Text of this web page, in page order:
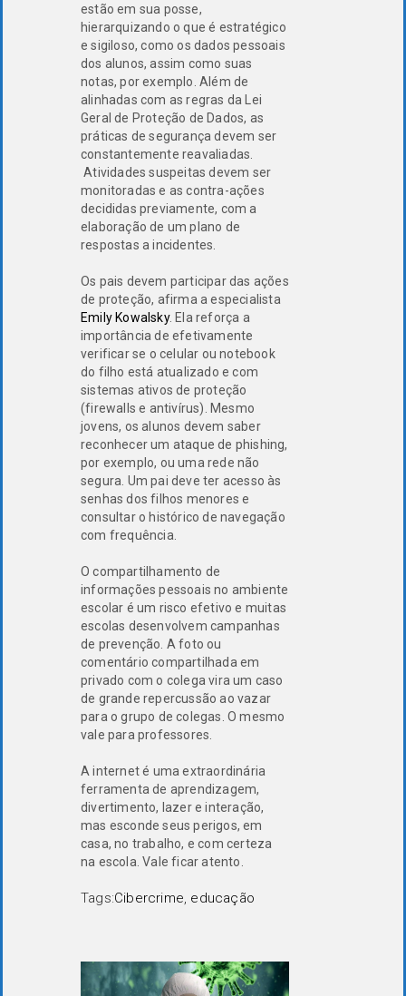
estão em sua posse,
hierarquizando o que é estratégico
e sigiloso, como os dados pessoais
dos alunos, assim como suas
notas, por exemplo. Além de
alinhadas com as regras da Lei
Geral de Proteção de Dados, as
práticas de segurança devem ser
constantemente reavaliadas.
Atividades suspeitas devem ser
monitoradas e as contra-ações
decididas previamente, com a
elaboração de um plano de
respostas a incidentes.
Os pais devem participar das ações
de proteção, afirma a especialista
Emily Kowalsky. Ela reforça a
importância de efetivamente
verificar se o celular ou notebook
do filho está atualizado e com
sistemas ativos de proteção
(firewalls e antivírus). Mesmo
jovens, os alunos devem saber
reconhecer um ataque de phishing,
por exemplo, ou uma rede não
segura. Um pai deve ter acesso às
senhas dos filhos menores e
consultar o histórico de navegação
com frequência.
O compartilhamento de
informações pessoais no ambiente
escolar é um risco efetivo e muitas
escolas desenvolvem campanhas
de prevenção. A foto ou
comentário compartilhada em
privado com o colega vira um caso
de grande repercussão ao vazar
para o grupo de colegas. O mesmo
vale para professores.
A internet é uma extraordinária
ferramenta de aprendizagem,
divertimento, lazer e interação,
mas esconde seus perigos, em
casa, no trabalho, e com certeza
na escola. Vale ficar atento.
Tags:Cibercrime, educação